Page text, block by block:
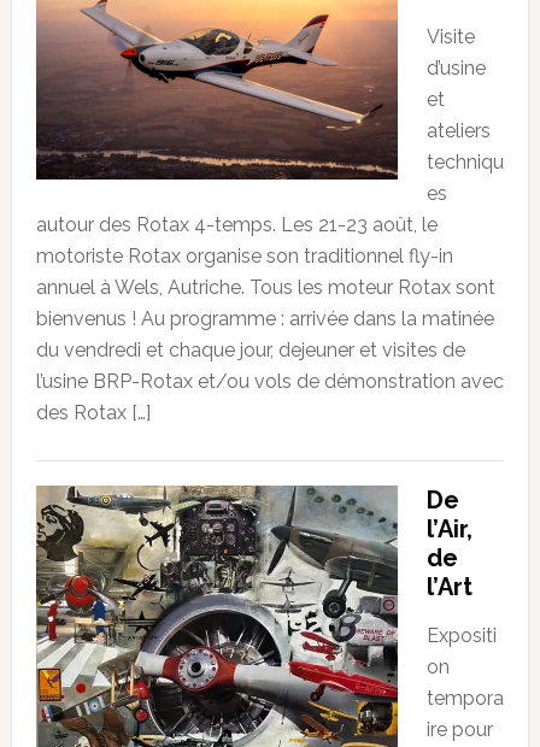
Visite
d’usine
et
ateliers
techniqu
es
autour des Rotax 4-temps. Les 21-23 août, le
motoriste Rotax organise son traditionnel fly-in
annuel à Wels, Autriche. Tous les moteur Rotax sont
bienvenus ! Au programme : arrivée dans la matinée
du vendredi et chaque jour, dejeuner et visites de
l’usine BRP-Rotax et/ou vols de démonstration avec
des Rotax […]
De
l’Air,
de
l’Art
Expositi
on
tempora
ire pour